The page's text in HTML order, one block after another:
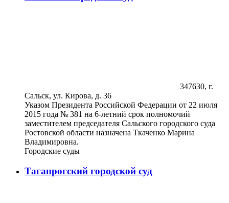
347630, г.
Сальск, ул. Кирова, д. 36
Указом Президента Российской Федерации от 22 июля
2015 года № 381 на 6-летний срок полномочий
заместителем председателя Сальского городского суда
Ростовской области назначена Ткаченко Марина
Владимировна.
Городские суды
Таганрогский городской суд